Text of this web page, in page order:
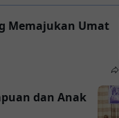
Memajukan Umat
dan Anak